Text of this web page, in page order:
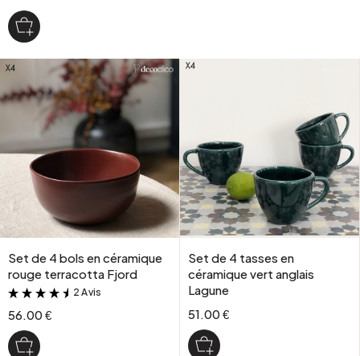
Set de 4 bols en céramique
rouge terracotta Fjord
&
2 Avis
56.00 €
Set de 4 tasses en
céramique vert anglais
Lagune
51.00 €